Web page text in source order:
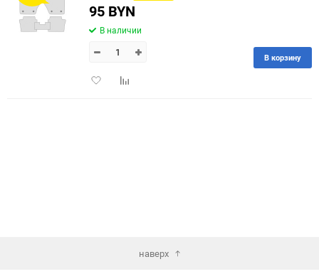
150
95 BYN
В наличии
ДобавитьДобавить
В корзину
наверх